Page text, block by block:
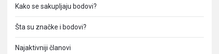
Kako se sakupljaju bodovi?
Šta su značke i bodovi?
Najaktivniji članovi